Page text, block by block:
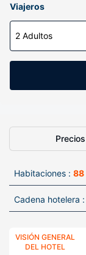
Viajeros
2 Adultos
Precios
Habitaciones : 88
Cadena hotelera :
VISIÓN GENERAL
DEL HOTEL